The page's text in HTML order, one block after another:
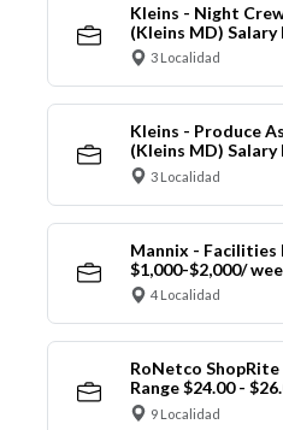
Kleins - Night
(Kleins MD) Salary
3 Localidad
Kleins - Produce
(Kleins MD) Salary
3 Localidad
Mannix - Facilities
$1,000-$2,000/
4 Localidad
RoNetco
Range $24.00 -
9 Localidad